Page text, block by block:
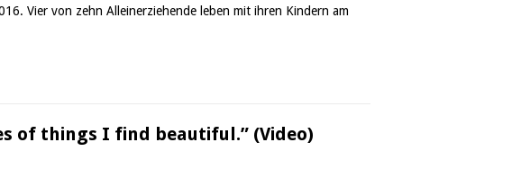
Vier von zehn Alleinerziehende leben mit ihren Kindern am
of things I find beautiful.” (Video)